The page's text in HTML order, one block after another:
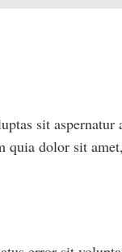
sit
quia dolor sit